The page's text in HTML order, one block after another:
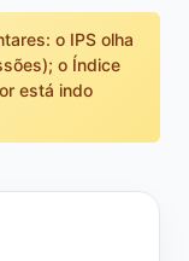
o IPS olha
o Índice
está indo